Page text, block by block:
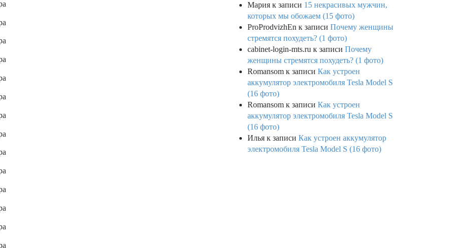
Мария к записи 15 некрасивых мужчин,
которых мы обожаем (15 фото)
ProProdvizhEn к записи Почему женщины
стремятся похудеть? (1 фото)
cabinet-login-mts.ru к записи Почему
женщины стремятся похудеть? (1 фото)
Romansom к записи Как устроен
аккумулятор электромобиля Tesla Model S
(16 фото)
Romansom к записи Как устроен
аккумулятор электромобиля Tesla Model S
(16 фото)
Илья к записи Как устроен аккумулятор
электромобиля Tesla Model S (16 фото)